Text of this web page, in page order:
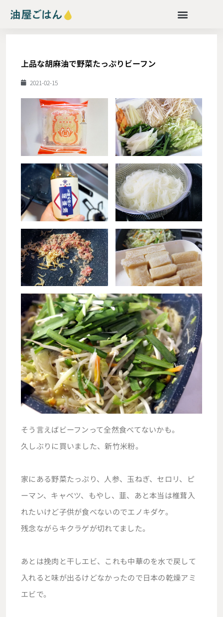
上品な胡麻油で野菜たっぷりビーフン
2021-02-15
そう言えばビーフンって全然食べてないかも。
久しぶりに買いました、新竹米粉。
家にある野菜たっぷり、人参、玉ねぎ、セロリ、ピ
ーマン、キャベツ、もやし、韮、あと本当は椎茸入
れたいけど子供が食べないのでエノキダケ。
残念ながらキクラゲが切れてました。
あとは挽肉と干しエビ、これも中華のを水で戻して
入れると味が出るけどなかったので日本の乾燥アミ
エビで。